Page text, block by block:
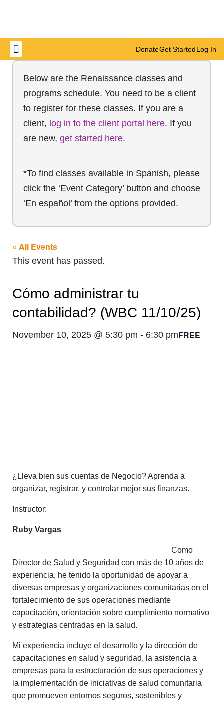
DonateGet StartedLog In
Below are the Renaissance classes and
programs schedule. You need to be a client
to register for these classes. If you are a
client, log in to the client portal here. If you
are new, get started here.
*To find classes available in Spanish, please
click the ‘Event Category’ button and choose
‘En español’ from the options provided.
« All Events
This event has passed.
Cómo administrar tu
contabilidad? (WBC 11/10/25)
November 10, 2025 @ 5:30 pm - 6:30 pmFREE
¿Lleva bien sus cuentas de Negocio? Aprenda a
organizar, registrar, y controlar mejor sus finanzas.
Instructor:
Ruby Vargas
Como
Director de Salud y Seguridad con más de 10 años de
experiencia, he tenido la oportunidad de apoyar a
diversas empresas y organizaciones comunitarias en el
fortalecimiento de sus operaciones mediante
capacitación, orientación sobre cumplimiento normativo
y estrategias centradas en la salud.
Mi experiencia incluye el desarrollo y la dirección de
capacitaciones en salud y seguridad, la asistencia a
empresas para la estructuración de sus operaciones y
la implementación de iniciativas de salud comunitaria
que promueven entornos seguros, sostenibles y